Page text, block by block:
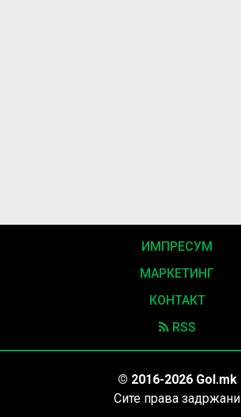
ИМПРЕСУМ
МАРКЕТИНГ
КОНТАКТ
RSS
© 2016-2026 Gol.mk
Сите права задржани